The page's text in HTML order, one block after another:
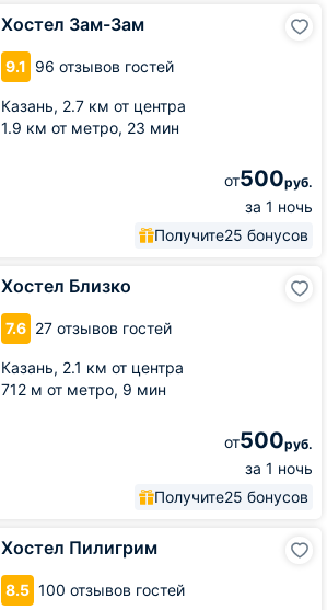
Хостел Зам-Зам
9.1 96 отзывов гостей
Казань, 2.7 км от центра
1.9 км от метро, 23 мин
от500руб.
за 1 ночь
Получите25 бонусов
Хостел Близко
7.6 27 отзывов гостей
Казань, 2.1 км от центра
712 м от метро, 9 мин
от500руб.
за 1 ночь
Получите25 бонусов
Хостел Пилигрим
8.5 100 отзывов гостей